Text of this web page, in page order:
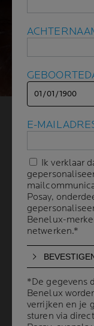
| 21 augustus 2025
De oogzone is
tegen
aanbevelen.
HOE KOMT
SNEL
E-
Ik verklaar
Posay,
Benelux-
netwerken.*
*De gegevens
Benelux
verrijken en je
sturen via
E-
Ik verklaar
Posay,
Benelux-
netwerken.*
*De gegevens
Benelux
verrijken en je
sturen via